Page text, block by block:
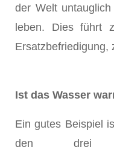
der Welt
leben. Dies führt
Ersatzbefriedigung,
Ist das Wasser
Ein gutes Beispiel
den drei